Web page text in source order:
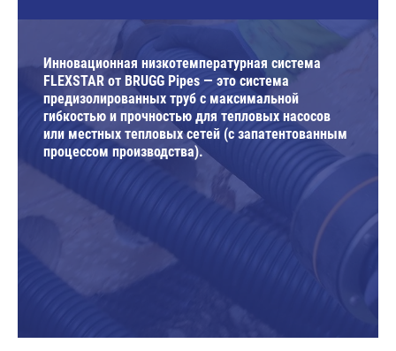
Инновационная низкотемпературная система
FLEXSTAR от BRUGG Pipes — это система
предизолированных труб с максимальной
гибкостью и прочностью для тепловых насосов
или местных тепловых сетей (с запатентованным
процессом производства).